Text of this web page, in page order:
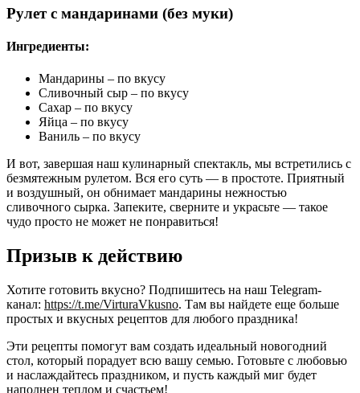
Рулет с мандаринами (без муки)
Ингредиенты:
Мандарины – по вкусу
Сливочный сыр – по вкусу
Сахар – по вкусу
Яйца – по вкусу
Ваниль – по вкусу
И вот, завершая наш кулинарный спектакль, мы встретились с
безмятежным рулетом. Вся его суть — в простоте. Приятный
и воздушный, он обнимает мандарины нежностью
сливочного сырка. Запеките, сверните и украсьте — такое
чудо просто не может не понравиться!
Призыв к действию
Хотите готовить вкусно? Подпишитесь на наш Telegram-
канал: https://t.me/VirturaVkusno. Там вы найдете еще больше
простых и вкусных рецептов для любого праздника!
Эти рецепты помогут вам создать идеальный новогодний
стол, который порадует всю вашу семью. Готовьте с любовью
и наслаждайтесь праздником, и пусть каждый миг будет
наполнен теплом и счастьем!